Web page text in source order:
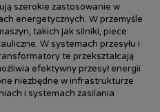
szerokie zastosowanie w
energetycznych. W przemyśle
takich jak silniki, piece
W systemach przesyłu i
te przekształcają
efektywny przesył energii
niezbędne w infrastrukturze
i systemach zasilania